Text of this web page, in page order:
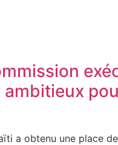
a obtenu une place